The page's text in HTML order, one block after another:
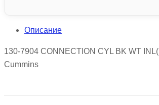
Описание
130-7904 CONNECTION CYL BK WT INL(
Cummins